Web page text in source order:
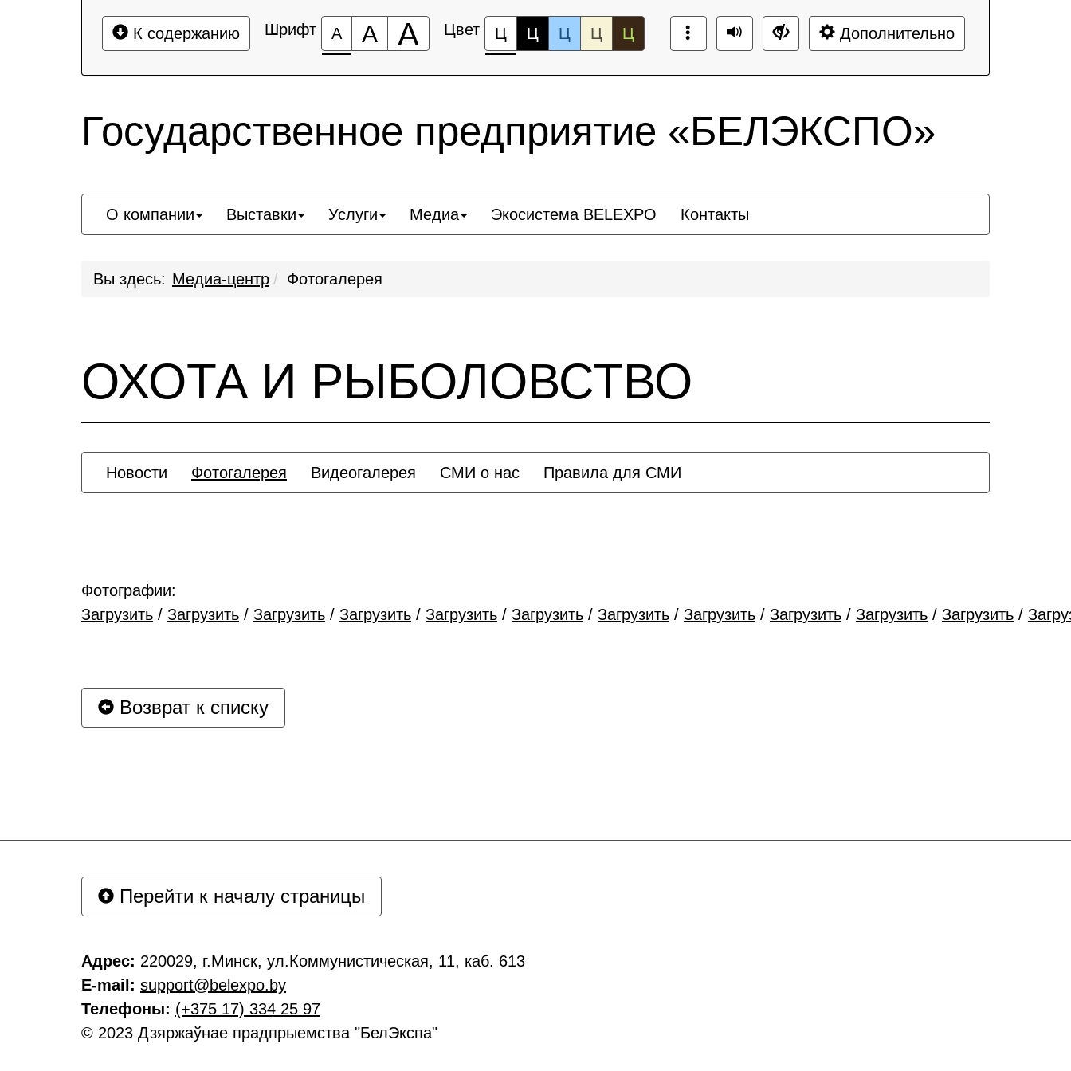
К содержанию Шрифт А А А Цвет Ц Ц Ц Ц Ц Дополнительно
Государственное предприятие «БЕЛЭКСПО»
О компании Выставки Услуги Медиа Экосистема BELEXPO Контакты
Вы здесь: Медиа-центр Фотогалерея
ОХОТА И РЫБОЛОВСТВО
Новости Фотогалерея Видеогалерея СМИ о нас Правила для СМИ
Фотографии:
Загрузить / Загрузить / Загрузить / Загрузить / Загрузить / Загрузить / Загрузить / Загрузить / Загрузить / Загрузить / Загрузить /
Возврат к списку
Перейти к началу страницы
Адрес: 220029, г.Минск, ул.Коммунистическая, 11, каб. 613
E-mail: support@belexpo.by
Телефоны: (+375 17) 334 25 97
© 2023 Дзяржаўнае прадпрыемства "БелЭкспа"